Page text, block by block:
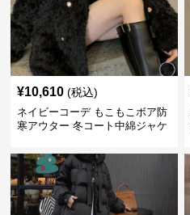
¥10,610 (税込)
ネイビーコーデ もこもこボア防
寒アウター 冬コート中綿ジャケ